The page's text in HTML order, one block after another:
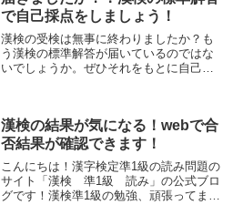
で自己採点をしましょう！
漢検の受検は無事に終わりましたか？も
う漢検の標準解答が届いているのではな
いでしょうか。ぜひそれをもとに自己採
漢検の結果が気になる！webで合
否結果が確認できます！
こんにちは！漢字検定準1級の読み問題の
サイト「漢検 準1級 読み」の公式ブロ
グです！漢検準1級の勉強、頑張ってます